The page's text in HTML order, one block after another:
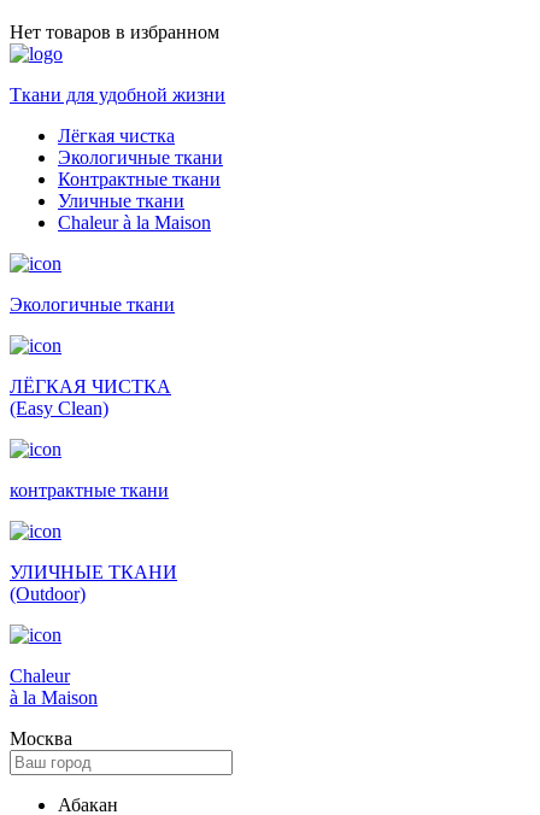
Нет товаров в избранном
Ткани для удобной жизни
Лёгкая чистка
Экологичные ткани
Контрактные ткани
Уличные ткани
Сhaleur à la Maison
Экологичные ткани
ЛЁГКАЯ ЧИСТКА
(Easy Clean)
контрактные ткани
УЛИЧНЫЕ ТКАНИ
(Outdoor)
Сhaleur
à la Maison
Москва
Абакан